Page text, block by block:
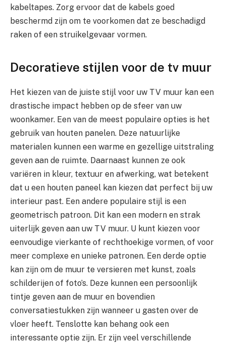
kabeltapes. Zorg ervoor dat de kabels goed
beschermd zijn om te voorkomen dat ze beschadigd
raken of een struikelgevaar vormen.
Decoratieve stijlen voor de tv muur
Het kiezen van de juiste stijl voor uw TV muur kan een
drastische impact hebben op de sfeer van uw
woonkamer. Een van de meest populaire opties is het
gebruik van houten panelen. Deze natuurlijke
materialen kunnen een warme en gezellige uitstraling
geven aan de ruimte. Daarnaast kunnen ze ook
variëren in kleur, textuur en afwerking, wat betekent
dat u een houten paneel kan kiezen dat perfect bij uw
interieur past. Een andere populaire stijl is een
geometrisch patroon. Dit kan een modern en strak
uiterlijk geven aan uw TV muur. U kunt kiezen voor
eenvoudige vierkante of rechthoekige vormen, of voor
meer complexe en unieke patronen. Een derde optie
kan zijn om de muur te versieren met kunst, zoals
schilderijen of foto’s. Deze kunnen een persoonlijk
tintje geven aan de muur en bovendien
conversatiestukken zijn wanneer u gasten over de
vloer heeft. Tenslotte kan behang ook een
interessante optie zijn. Er zijn veel verschillende